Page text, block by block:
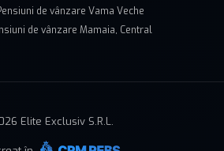
de vânzare Vama Veche
de vânzare Mamaia, Central
Elite Exclusiv S.R.L.